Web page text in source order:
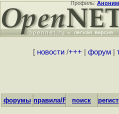
Профиль:Аноним
[ новости/+++ форум|
форумы правила/FAQпоиск